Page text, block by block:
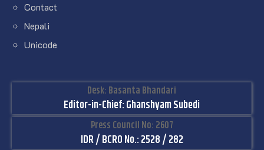
Contact
Nepali
Unicode
Desk: Basanta Bhandari
Editor-in-Chief: Ghanshyam Subedi
Press Council No: 2607
IDR / BCRO No.: 2528 / 282